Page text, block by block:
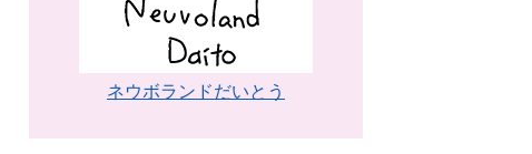
ネウボランドだいとう